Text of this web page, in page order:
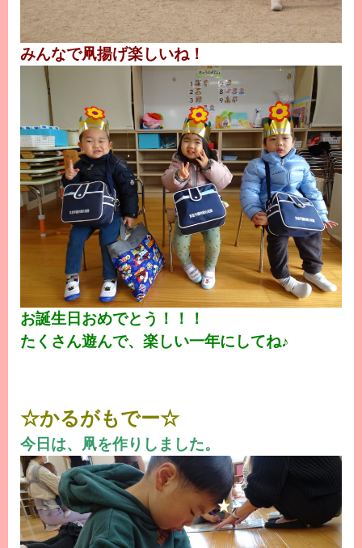
みんなで凧揚げ楽しいね！
お誕生日おめでとう！！！
たくさん遊んで、楽しい一年にしてね♪
☆かるがもでー☆
今日は、凧を作りしました。